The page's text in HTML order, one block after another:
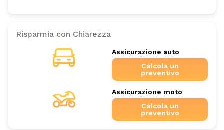
Risparmia con Chiarezza
Assicurazione auto
Calcola un
preventivo
Assicurazione moto
Calcola un
preventivo